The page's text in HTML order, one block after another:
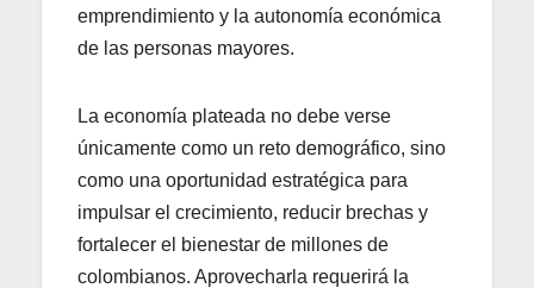
emprendimiento y la autonomía económica
de las personas mayores.
La economía plateada no debe verse
únicamente como un reto demográfico, sino
como una oportunidad estratégica para
impulsar el crecimiento, reducir brechas y
fortalecer el bienestar de millones de
colombianos. Aprovecharla requerirá la